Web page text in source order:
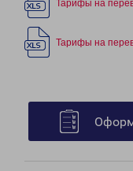
Тарифы на
Тарифы на